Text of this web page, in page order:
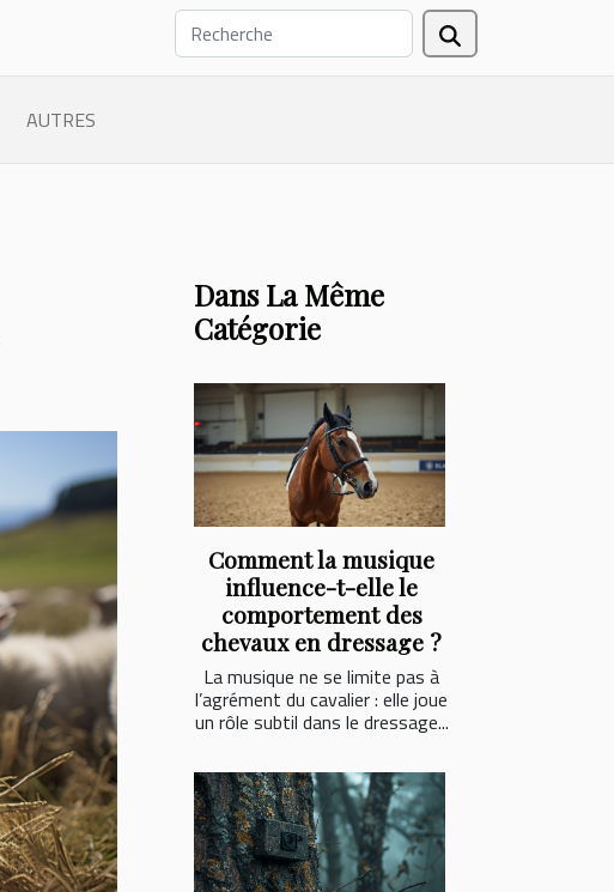
AUTRES
Dans La Même
Catégorie
Comment la musique
influence-t-elle le
comportement des
chevaux en dressage ?
La musique ne se limite pas à
l’agrément du cavalier : elle joue
un rôle subtil dans le dressage...